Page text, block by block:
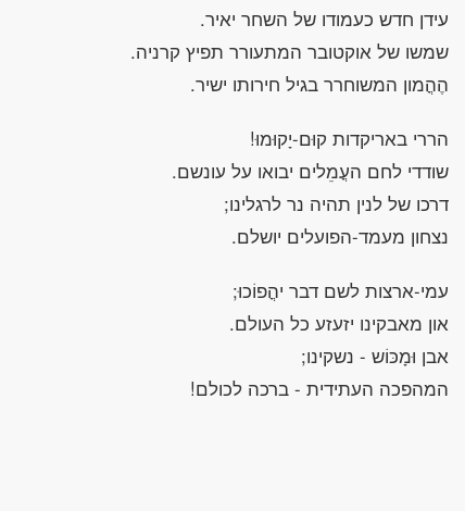
עידן חדש כעמודו של השחר יאיר.
שמשו של אוקטובר המתעורר תפיץ קרניה.
הֶהֳמון המשוחרר בגיל חירותו ישיר.
הררי באריקדות קוּם-יָקוּמוּ!
שודדי לחם העֳמֵלים יבואו על עונשם.
דרכו של לנין תהיה נר לרגלינו;
נצחון מעמד-הפועלים יושלם.
עמי-ארצות לשם דבר יהֳפוֹכוּ;
און מאבקינו יזעזע כל העולם.
אבן וּמָכּוֹש - נשקינו;
המהפכה העתידית - ברכה לכולם!